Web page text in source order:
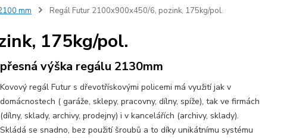
mm Regál Futur 2100x900x450/6, pozink, 175kg/pol.
175kg/pol.
přesná výška regálu 2130mm
Kovový regál Futur s dřevotřískovými policemi má využití jak v
domácnostech ( garáže, sklepy, pracovny, dílny, spíže), tak ve firmách
(dílny, sklady, archivy, prodejny) i v kancelářích (archivy, sklady).
Skládá se snadno, bez použití šroubů a to díky unikátnímu systému